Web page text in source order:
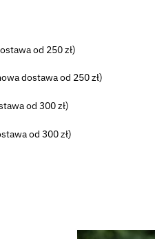
od 250 zł)
dostawa od 250 zł)
od 300 zł)
od 300 zł)